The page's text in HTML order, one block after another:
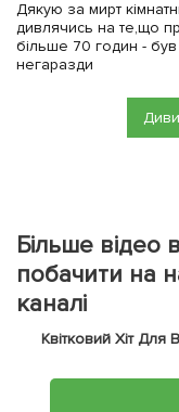
Дякую за мирт
дивлячись на те,що
більше 70 годин -
негаразди
Більше відео
побачити на
каналі
Квітковий Хіт Для